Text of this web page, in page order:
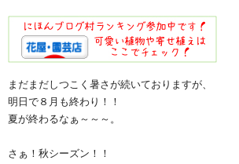
まだまだしつこく暑さが続いておりますが、
明日で８月も終わり！！
夏が終わるなぁ～～～。
さぁ！秋シーズン！！